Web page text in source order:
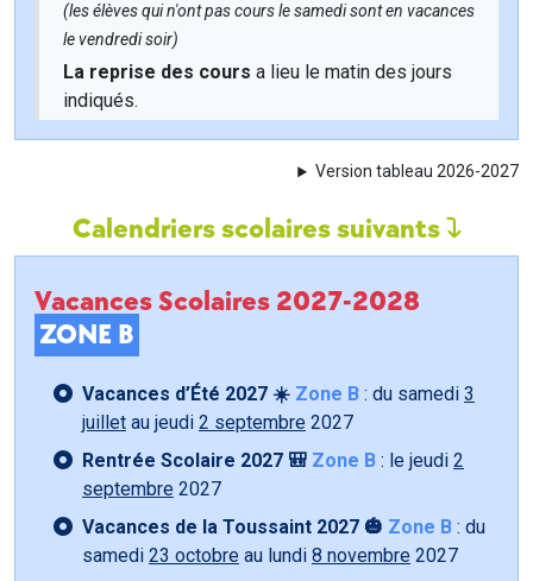
(les élèves qui n'ont pas cours le samedi sont en vacances
le vendredi soir)
La reprise des cours a lieu le matin des jours
indiqués.
Version tableau 2026-2027
Calendriers scolaires suivants
Vacances Scolaires 2027-2028
ZONE B
Vacances d’Été 2027 ☀️ Zone B : du samedi 3
juillet au jeudi 2 septembre 2027
Rentrée Scolaire 2027 🎒 Zone B : le jeudi 2
septembre 2027
Vacances de la Toussaint 2027 🎃 Zone B : du
samedi 23 octobre au lundi 8 novembre 2027